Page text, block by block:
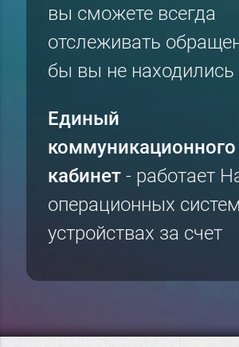
вы сможете всегда
отслеживать
бы вы не находились
Единый
коммуникационного
кабинет- работает
операционных
устройствах за счет